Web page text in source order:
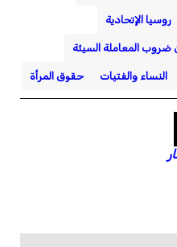
روسيا الإتحادية
ضروب المعاملة السيئة
النساء والفتيات حقوق المرأة